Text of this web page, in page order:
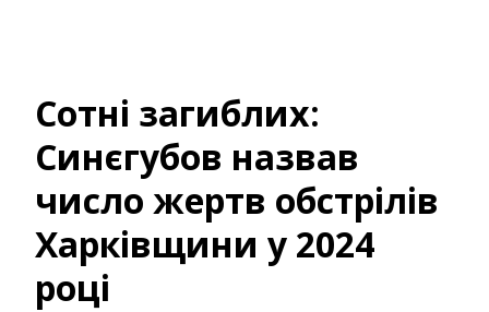
Сотні загиблих:
Синєгубов назвав
число жертв обстрілів
Харківщини у 2024
році